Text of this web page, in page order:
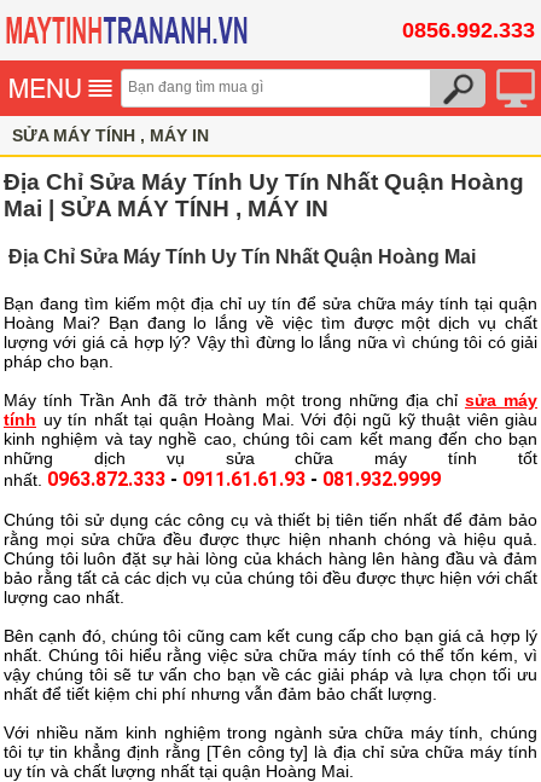
0856.992.333
SỬA MÁY TÍNH , MÁY IN
Địa Chỉ Sửa Máy Tính Uy Tín Nhất Quận Hoàng
Mai | SỬA MÁY TÍNH , MÁY IN
Địa Chỉ Sửa Máy Tính Uy Tín Nhất Quận Hoàng Mai
Bạn đang tìm kiếm một địa chỉ uy tín để sửa chữa máy tính tại quận
Hoàng Mai? Bạn đang lo lắng về việc tìm được một dịch vụ chất
lượng với giá cả hợp lý? Vậy thì đừng lo lắng nữa vì chúng tôi có giải
pháp cho bạn.
Máy tính Trần Anh đã trở thành một trong những địa chỉ sửa máy
tính uy tín nhất tại quận Hoàng Mai. Với đội ngũ kỹ thuật viên giàu
kinh nghiệm và tay nghề cao, chúng tôi cam kết mang đến cho bạn
những dịch vụ sửa chữa máy tính tốt
nhất. 0963.872.333 - 0911.61.61.93 - 081.932.9999
Chúng tôi sử dụng các công cụ và thiết bị tiên tiến nhất để đảm bảo
rằng mọi sửa chữa đều được thực hiện nhanh chóng và hiệu quả.
Chúng tôi luôn đặt sự hài lòng của khách hàng lên hàng đầu và đảm
bảo rằng tất cả các dịch vụ của chúng tôi đều được thực hiện với chất
lượng cao nhất.
Bên cạnh đó, chúng tôi cũng cam kết cung cấp cho bạn giá cả hợp lý
nhất. Chúng tôi hiểu rằng việc sửa chữa máy tính có thể tốn kém, vì
vậy chúng tôi sẽ tư vấn cho bạn về các giải pháp và lựa chọn tối ưu
nhất để tiết kiệm chi phí nhưng vẫn đảm bảo chất lượng.
Với nhiều năm kinh nghiệm trong ngành sửa chữa máy tính, chúng
tôi tự tin khẳng định rằng [Tên công ty] là địa chỉ sửa chữa máy tính
uy tín và chất lượng nhất tại quận Hoàng Mai.